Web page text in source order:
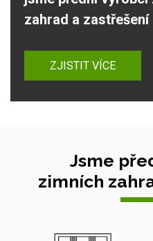
zahrad a zastřešení
ZJISTIT VÍCE
Jsme
zimních